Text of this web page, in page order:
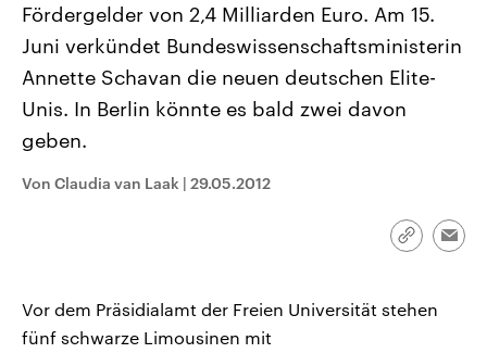
Landtagswahl Sachsen-Anhalt
Alle Informationen
Sachsen-Anhalt wählt am 6.
September 2026 einen neuen
Bundesland von einer Koalition aus
USA
Aktuelle Beiträge,
Hintergründe
Audio-Archiv
Fördergelder von 2,4 Milliarden Euro. Am 15.
Juni verkündet Bundeswissenschaftsministerin
Annette Schavan die neuen deutschen Elite-
Unis. In Berlin könnte es bald zwei davon
geben.
Von Claudia van Laak | 29.05.2012
Link
Vor dem Präsidialamt der Freien Universität stehen
fünf schwarze Limousinen mit